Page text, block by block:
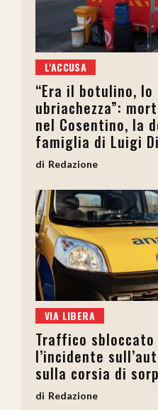
L'ACCUSA
“Era il botulino,
ubriachezza”:
nel Cosentino, la
famiglia di Luigi
Redazione
VIA LIBERA
Traffico sbloccato
l’incidente
sulla corsia di
Redazione